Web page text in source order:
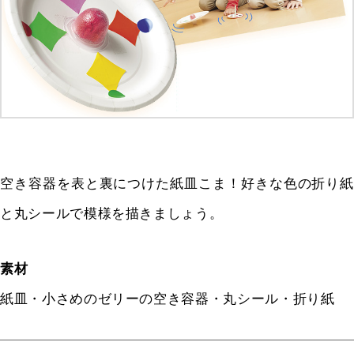
空き容器を表と裏につけた紙皿こま！好きな色の折り紙
と丸シールで模様を描きましょう。
素材
紙皿・小さめのゼリーの空き容器・丸シール・折り紙